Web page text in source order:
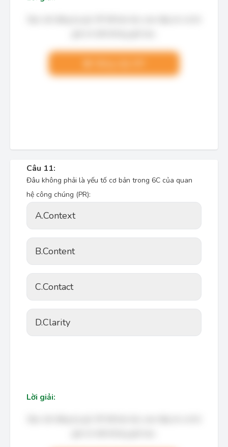
Câu 11:
Đâu không phải là yếu tố cơ bản trong 6C của quan
hệ công chúng (PR):
A.Context
B.Content
C.Contact
D.Clarity
Lời giải: